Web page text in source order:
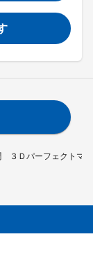
Ｄパーフェクトマス